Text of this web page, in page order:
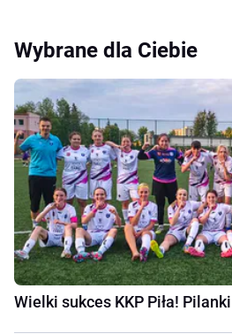
Wybrane dla Ciebie
Wielki sukces KKP Piła!